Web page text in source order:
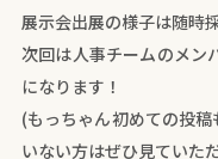
展示会出展の様子は随時
次回は人事チームのメン
になります！
(もっちゃん初めての投
いない方はぜひ見ていた